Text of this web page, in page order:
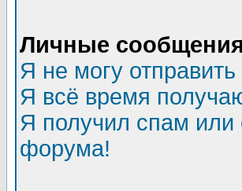
Личные сообщения
Я не могу
Я всё время
Я получил спам или
форума!